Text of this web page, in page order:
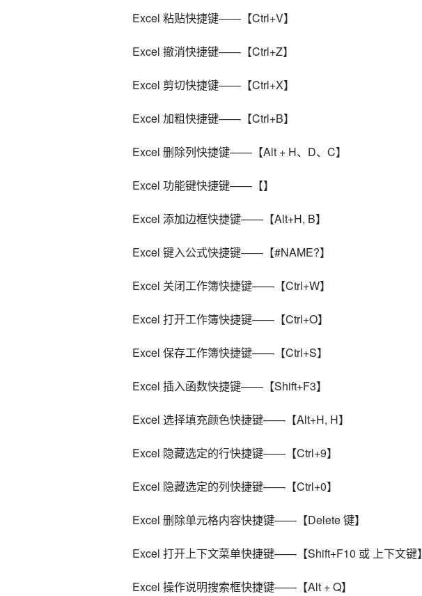
    Excel 粘贴快捷键——【Ctrl+V】
    Excel 撤消快捷键——【Ctrl+Z】
    Excel 剪切快捷键——【Ctrl+X】
    Excel 加粗快捷键——【Ctrl+B】
    Excel 删除列快捷键——【Alt + H、D、C】
    Excel 功能键快捷键——【】
    Excel 添加边框快捷键——【Alt+H, B】
    Excel 键入公式快捷键——【#NAME?】
    Excel 关闭工作簿快捷键——【Ctrl+W】
    Excel 打开工作簿快捷键——【Ctrl+O】
    Excel 保存工作簿快捷键——【Ctrl+S】
    Excel 插入函数快捷键——【Shift+F3】
    Excel 选择填充颜色快捷键——【Alt+H, H】
    Excel 隐藏选定的行快捷键——【Ctrl+9】
    Excel 隐藏选定的列快捷键——【Ctrl+0】
    Excel 删除单元格内容快捷键——【Delete 键】
    Excel 打开上下文菜单快捷键——【Shift+F10 或 上下文键】
    Excel 操作说明搜索框快捷键——【Alt + Q】